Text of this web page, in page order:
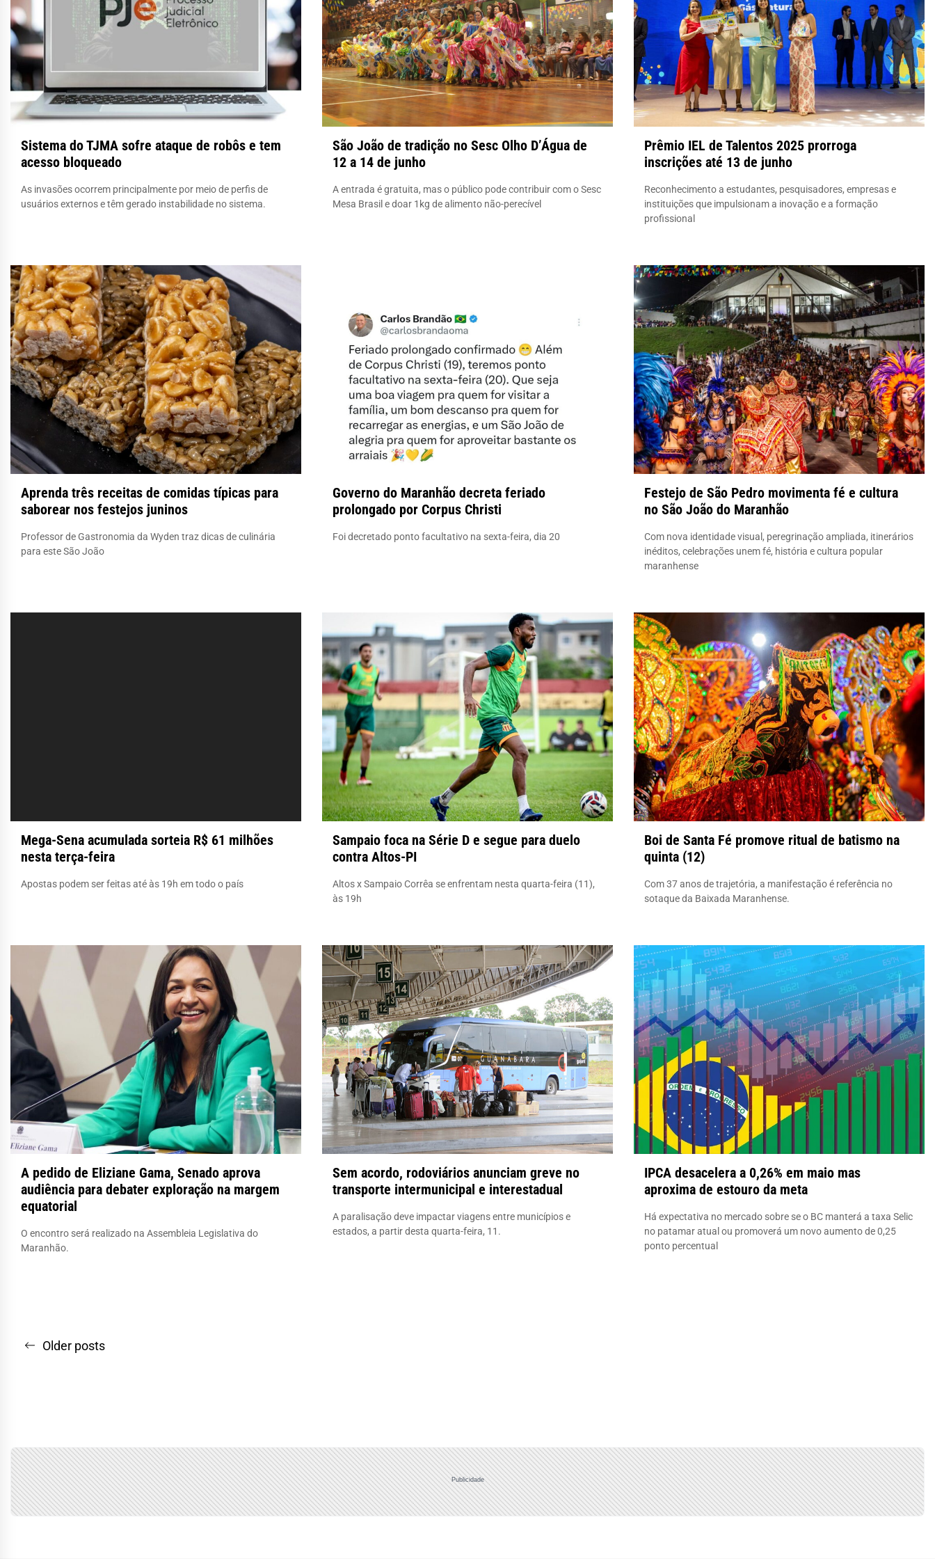
Sistema do TJMA sofre ataque de robôs e tem
acesso bloqueado
As invasões ocorrem principalmente por meio de perfis de
usuários externos e têm gerado instabilidade no sistema.
São João de tradição no Sesc Olho D’Água de
12 a 14 de junho
A entrada é gratuita, mas o público pode contribuir com o Sesc
Mesa Brasil e doar 1kg de alimento não-perecível
Prêmio IEL de Talentos 2025 prorroga
inscrições até 13 de junho
Reconhecimento a estudantes, pesquisadores, empresas e
instituições que impulsionam a inovação e a formação
profissional
Aprenda três receitas de comidas típicas para
saborear nos festejos juninos
Professor de Gastronomia da Wyden traz dicas de culinária
para este São João
Governo do Maranhão decreta feriado
prolongado por Corpus Christi
Foi decretado ponto facultativo na sexta-feira, dia 20
Festejo de São Pedro movimenta fé e cultura
no São João do Maranhão
Com nova identidade visual, peregrinação ampliada, itinerários
inéditos, celebrações unem fé, história e cultura popular
maranhense
Mega-Sena acumulada sorteia R$ 61 milhões
nesta terça-feira
Apostas podem ser feitas até às 19h em todo o país
Sampaio foca na Série D e segue para duelo
contra Altos-PI
Altos x Sampaio Corrêa se enfrentam nesta quarta-feira (11),
às 19h
Boi de Santa Fé promove ritual de batismo na
quinta (12)
Com 37 anos de trajetória, a manifestação é referência no
sotaque da Baixada Maranhense.
A pedido de Eliziane Gama, Senado aprova
audiência para debater exploração na margem
equatorial
O encontro será realizado na Assembleia Legislativa do
Maranhão.
Sem acordo, rodoviários anunciam greve no
transporte intermunicipal e interestadual
A paralisação deve impactar viagens entre municípios e
estados, a partir desta quarta-feira, 11.
IPCA desacelera a 0,26% em maio mas
aproxima de estouro da meta
Há expectativa no mercado sobre se o BC manterá a taxa Selic
no patamar atual ou promoverá um novo aumento de 0,25
ponto percentual
Navegação
Older posts
Publicidade